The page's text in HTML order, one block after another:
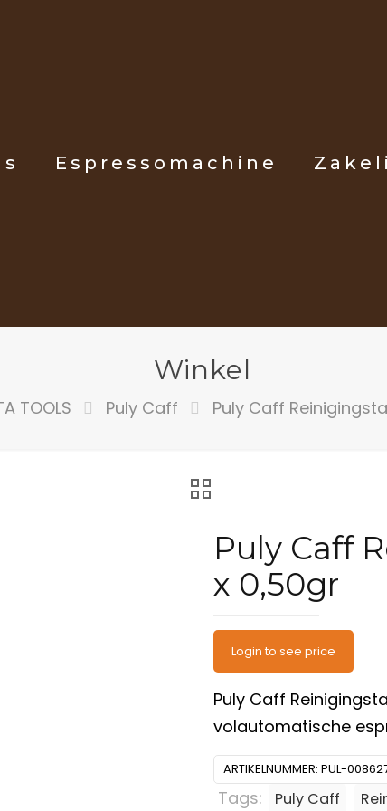
Espressomachine
Winkel
TOOLS Puly Caff Puly Caff
Puly Caff
x 0,50gr
Login to see price
Puly Caff
volautomatische
ARTIKELNUMMER: PUL-
Tags:
Puly Caff